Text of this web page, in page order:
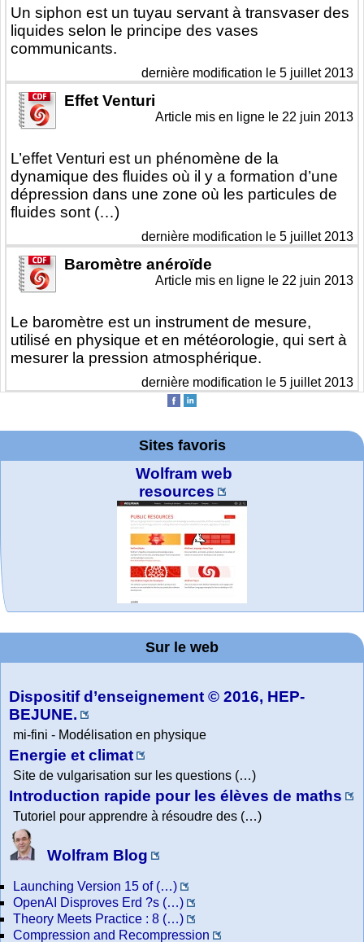
Un siphon est un tuyau servant à transvaser des
liquides selon le principe des vases
communicants.
dernière modification le 5 juillet 2013
Effet Venturi
L’effet Venturi est un phénomène de la
dynamique des fluides où il y a formation d’une
dépression dans une zone où les particules de
fluides sont (…)
Article mis en ligne le 22 juin 2013
dernière modification le 5 juillet 2013
Baromètre anéroïde
Le baromètre est un instrument de mesure,
utilisé en physique et en météorologie, qui sert à
mesurer la pression atmosphérique.
Article mis en ligne le 22 juin 2013
dernière modification le 5 juillet 2013
Sites favoris
Wolfram
Demonstrations
Project. College
Physics
Wolfram web
resources
Wolfram
Mathematica
Tutorial
Collection
Wolfram
Education Portal
La société 2018
expliquée à mon
grand-père
Arts-Scènes
Office fédéral de
la statistique
Online math
practice and
lessons
MATHCURVE.CO
M
TED Talks
Sur le web
Dispositif d’enseignement © 2016, HEP-
BEJUNE.
mi-fini - Modélisation en physique
Energie et climat
Site de vulgarisation sur les questions (…)
Introduction rapide pour les élèves de maths
Tutoriel pour apprendre à résoudre des (…)
Wolfram Blog
Launching Version 15 of (…)
OpenAI Disproves Erd ?s (…)
Theory Meets Practice : 8 (…)
Compression and Recompression